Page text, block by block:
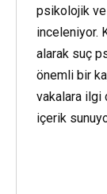
psikolojik
inceleniyor.
alarak suç
önemli bir
vakalara ilgi
içerik